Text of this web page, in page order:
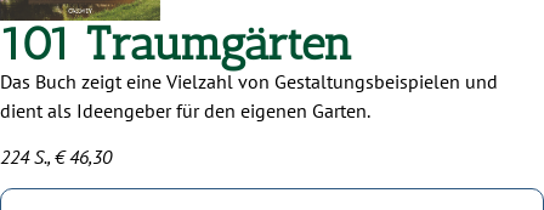
101 Traumgärten
Das Buch zeigt eine Vielzahl von Gestaltungsbeispielen und
dient als Ideengeber für den eigenen Garten.
224 S., € 46,30